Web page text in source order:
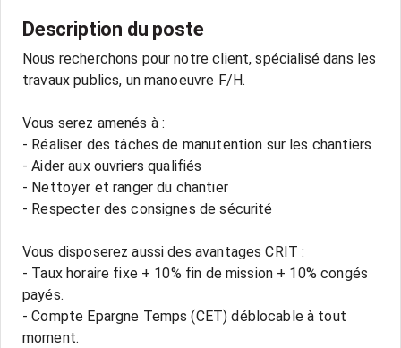
Description du poste
Nous recherchons pour notre client, spécialisé dans les
travaux publics, un manoeuvre F/H.
Vous serez amenés à :
- Réaliser des tâches de manutention sur les chantiers
- Aider aux ouvriers qualifiés
- Nettoyer et ranger du chantier
- Respecter des consignes de sécurité
Vous disposerez aussi des avantages CRIT :
- Taux horaire fixe + 10% fin de mission + 10% congés
payés.
- Compte Epargne Temps (CET) déblocable à tout
moment.